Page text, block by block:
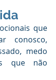
que
conosco,
medo
que não